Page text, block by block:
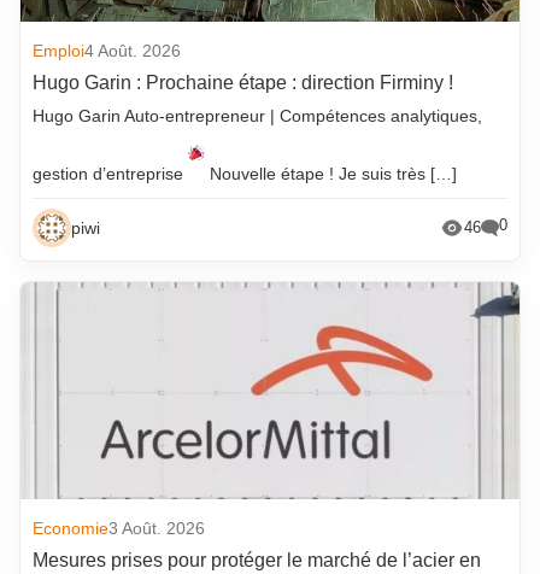
Emploi4 Août. 2026
Hugo Garin : Prochaine étape : direction Firminy !
Hugo Garin Auto-entrepreneur | Compétences analytiques,
gestion d’entreprise Nouvelle étape ! Je suis très […]
piwi 46 0
Economie3 Août. 2026
Mesures prises pour protéger le marché de l’acier en